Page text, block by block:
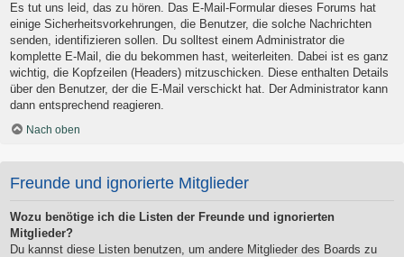
Es tut uns leid, das zu hören. Das E-Mail-Formular dieses Forums hat
einige Sicherheitsvorkehrungen, die Benutzer, die solche Nachrichten
senden, identifizieren sollen. Du solltest einem Administrator die
komplette E-Mail, die du bekommen hast, weiterleiten. Dabei ist es ganz
wichtig, die Kopfzeilen (Headers) mitzuschicken. Diese enthalten Details
über den Benutzer, der die E-Mail verschickt hat. Der Administrator kann
dann entsprechend reagieren.
Nach oben
Freunde und ignorierte Mitglieder
Wozu benötige ich die Listen der Freunde und ignorierten
Mitglieder?
Du kannst diese Listen benutzen, um andere Mitglieder des Boards zu